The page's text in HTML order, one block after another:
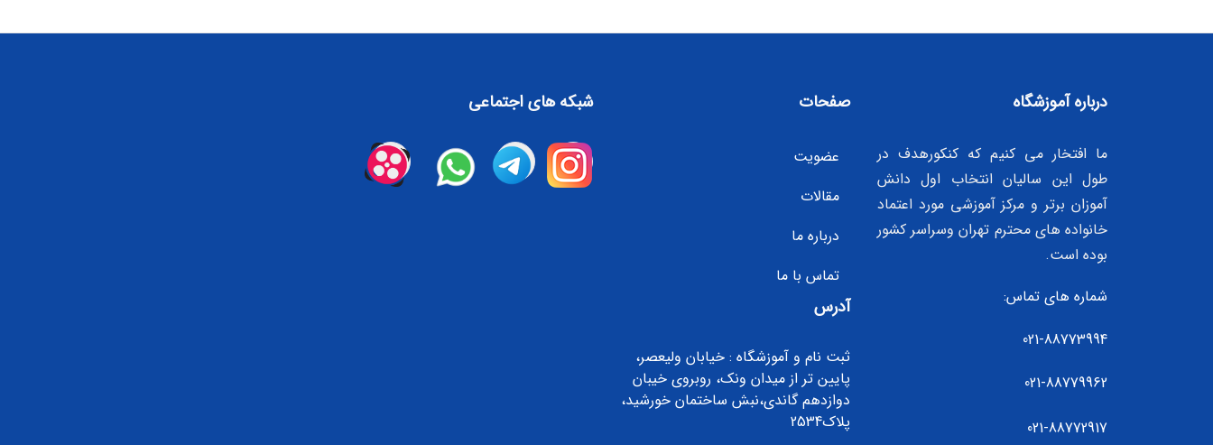
درباره آموزشگاه
ما افتخار می کنیم که کنکورهدف در
طول این سالیان انتخاب اول دانش
آموزان برتر و مرکز آموزشی مورد اعتماد
خانواده های محترم تهران وسراسر کشور
بوده است.
شماره های تماس:
021-88773994
021-88779962
021-88772917
صفحات
عضویت
مقالات
درباره ما
تماس با ما
آدرس
ثبت نام و آموزشگاه : خیابان ولیعصر،
پایین تر از میدان ونک، روبروی خیبان
دوازدهم گاندی،نبش ساختمان خورشید،
پلاک2534
شبکه های اجتماعی